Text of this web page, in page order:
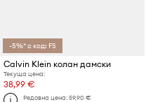
-5%* с код: FS
Calvin Klein колан дамски
Текуща цена:
38,99 €
Редовна цена:59,90 €